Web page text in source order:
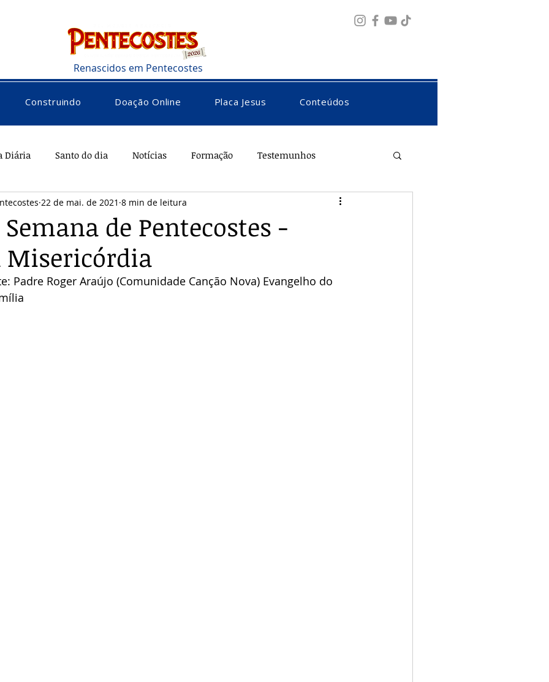
Renascidos em Pentecostes
Construindo Doação Online Placa Jesus Conteúdos
Diária Santo do dia Notícias Formação Testemunhos
Saúde Diversos Vocacional
de Pentecostes -
Misericórdia
22 de mai. de 2021 8 min de leitura
Padre Roger Araújo (Comunidade Canção Nova) Evangelho do